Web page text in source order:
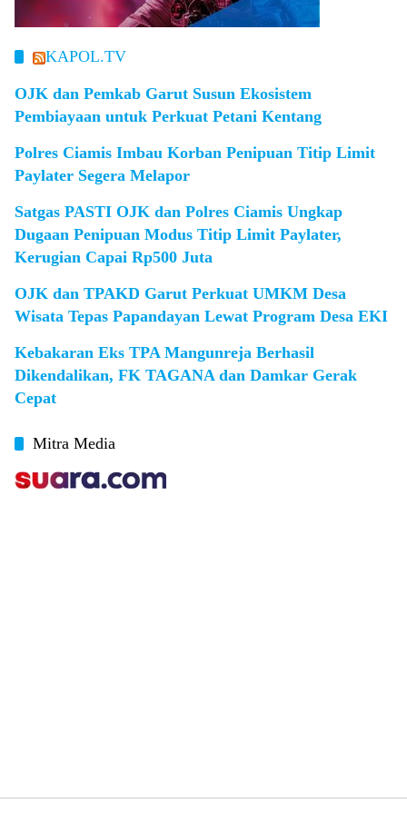
KAPOL.TV
OJK dan Pemkab Garut Susun Ekosistem
Pembiayaan untuk Perkuat Petani Kentang
Polres Ciamis Imbau Korban Penipuan Titip Limit
Paylater Segera Melapor
Satgas PASTI OJK dan Polres Ciamis Ungkap
Dugaan Penipuan Modus Titip Limit Paylater,
Kerugian Capai Rp500 Juta
OJK dan TPAKD Garut Perkuat UMKM Desa
Wisata Tepas Papandayan Lewat Program Desa EKI
Kebakaran Eks TPA Mangunreja Berhasil
Dikendalikan, FK TAGANA dan Damkar Gerak
Cepat
Mitra Media